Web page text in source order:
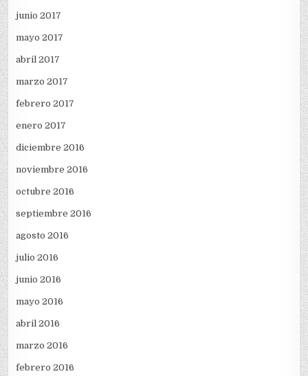
junio 2017
mayo 2017
abril 2017
marzo 2017
febrero 2017
enero 2017
diciembre 2016
noviembre 2016
octubre 2016
septiembre 2016
agosto 2016
julio 2016
junio 2016
mayo 2016
abril 2016
marzo 2016
febrero 2016